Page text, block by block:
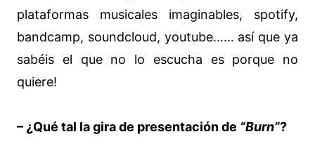
plataformas musicales imaginables, spotify,
bandcamp, soundcloud, youtube…… así que ya
sabéis el que no lo escucha es porque no
quiere!
– ¿Qué tal la gira de presentación de “Burn”?